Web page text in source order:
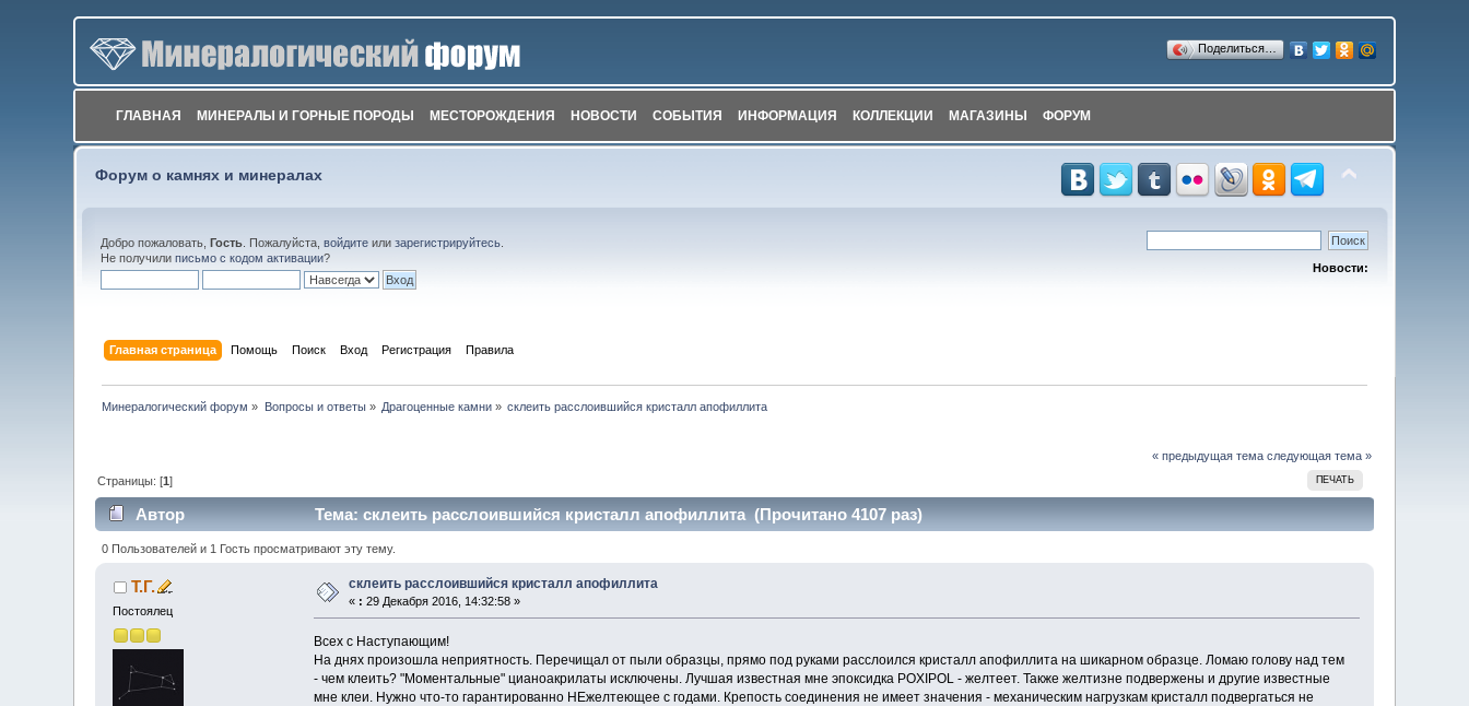
Поделиться…
ГЛАВНАЯ МИНЕРАЛЫ И ГОРНЫЕ ПОРОДЫ МЕСТОРОЖДЕНИЯ НОВОСТИ СОБЫТИЯ ИНФОРМАЦИЯ КОЛЛЕКЦИИ МАГАЗИНЫ ФОРУМ
Форум о камнях и минералах
Добро пожаловать,Гость . Пожалуйста,войдите илизарегистрируйтесь
Не получилиписьмо с кодом активации?
Новости:
Главная страница Помощь Поиск Вход Регистрация Правила
Минералогический форум » Вопросы и ответы» Драгоценные камни » склеить расслоившийся кристалл апофиллита
« предыдущая тема следующая тема »
ПЕЧАТЬ
Страницы: [1]
Автор Тема: склеить расслоившийся кристалл апофиллита (Прочитано 4107 раз)
0 Пользователей и 1 Гость просматривают эту тему.
Т.Г.
Постоялец
склеить расслоившийся кристалл апофиллита
« : 29 Декабря 2016, 14:32:58 »
Всех с Наступающим!
На днях произошла неприятность. Перечищал от пыли образцы, прямо под руками расслоился кристалл апофиллита на шикарном образце. Ломаю голову над тем
- чем клеить? "Моментальные" цианоакрилаты исключены. Лучшая известная мне эпоксидка POXIPOL - желтеет. Также желтизне подвержены и другие известные
мне клеи. Нужно что-то гарантированно НЕжелтеющее с годами. Крепость соединения не имеет значения - механическим нагрузкам кристалл подвергаться не